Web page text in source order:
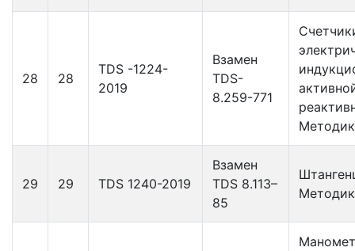
28 28
TDS -1224-
2019
Взамен
TDS-
8.259-771
29 29 TDS 1240-2019
Взамен
TDS 8.113–
85